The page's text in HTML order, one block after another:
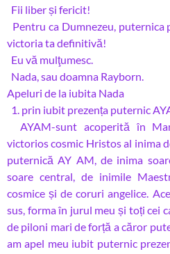
Fii liber și fericit!
Pentru ca Dumnezeu, puternica
victoria ta definitivă!
Eu vă mulţumesc.
Nada, sau doamna Rayborn.
Apeluri de la iubita Nada
1. prin iubit prezența puternic
AYAM-sunt acoperită în
victorios cosmic Hristos al inima
puternică AY AM, de inima
soare central, de inimile
cosmice și de coruri angelice.
sus, forma în jurul meu și toți cei
de piloni mari de forță a căror
am apel meu iubit puternic